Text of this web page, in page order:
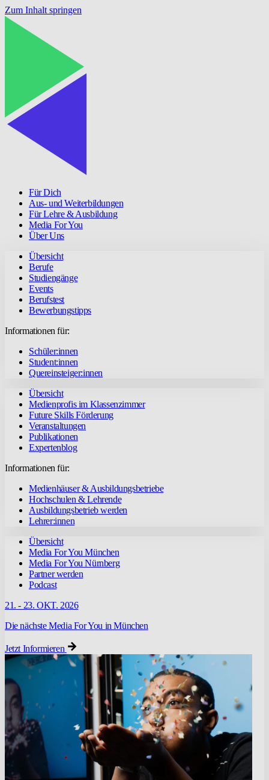
Zum Inhalt springen
Für Dich
Aus- und Weiterbildungen
Für Lehre & Ausbildung
Media For You
Über Uns
Übersicht
Berufe
Studiengänge
Events
Berufstest
Bewerbungstipps
Informationen für:
Schüler:innen
Student:innen
Quereinsteiger:innen
Übersicht
Medienprofis im Klassenzimmer
Future Skills Förderung
Veranstaltungen
Publikationen
Expertenblog
Informationen für:
Medienhäuser & Ausbildungsbetriebe
Hochschulen & Lehrende
Ausbildungsbetrieb werden
Lehrer:innen
Übersicht
Media For You München
Media For You Nürnberg
Partner werden
Podcast
21. - 23. OKT. 2026
Die nächste Media For You in München
Jetzt Informieren